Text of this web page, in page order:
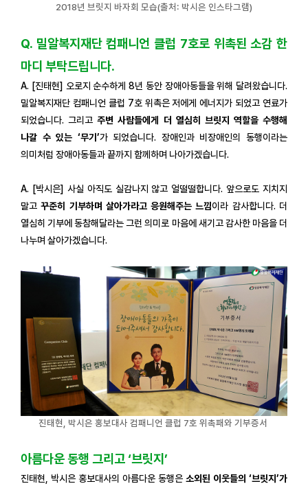
2018년 브릿지 바자회 모습(출처: 박시은 인스타그램)
Q. 밀알복지재단 컴패니언 클럽 7호로 위촉된 소감 한
마디 부탁드립니다.
A. [진태현] 오로지 순수하게 8년 동안 장애아동들을 위해 달려왔습니다.
밀알복지재단 컴패니언 클럽 7호 위촉은 저에게 에너지가 되었고 연료가
되었습니다. 그리고주변 사람들에게 더 열심히 브릿지 역할을 수행해
나갈 수 있는 ‘무기’가 되었습니다. 장애인과 비장애인의 동행이라는
의미처럼 장애아동들과 끝까지 함께하며 나아가겠습니다.
A. [박시은] 사실 아직도 실감나지 않고 얼떨떨합니다. 앞으로도 지치지
말고꾸준히 기부하며 살아가라고 응원해주는 느낌이라 감사합니다. 더
열심히 기부에 동참해달라는 그런 의미로 마음에 새기고 감사한 마음을 더
나누며 살아가겠습니다.
진태현, 박시은 홍보대사 컴패니언 클럽 7호 위촉패와 기부증서
아름다운 동행 그리고 ‘브릿지’
진태현, 박시은 홍보대사의 아름다운 동행은 소외된 이웃들의 ‘브릿지’가